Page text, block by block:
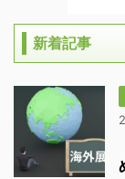
新着記事